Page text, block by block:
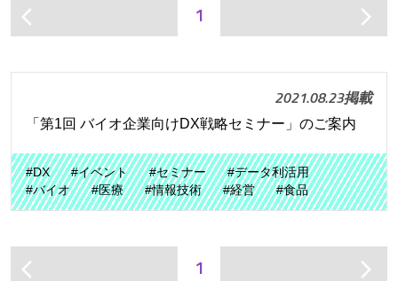
arrow_back_ios 1 arrow_forward_ios
2021.08.23掲載
「第1回 バイオ企業向けDX戦略セミナー」のご案内
#DX #イベント #セミナー
#データ利活用
#バイオ
#医療 #情報技術 #経営 #食品
arrow_back_ios 1 arrow_forward_ios